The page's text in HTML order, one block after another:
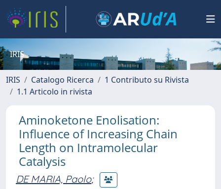
IRIS
IRIS Catalogo Ricerca
1 Contributo su Rivista
1.1 Articolo in rivista
Aminoketone Enolisation:
Influence of Increasing Chain
Length on Intramolecular
Catalysis
DE MARIA, Paolo;